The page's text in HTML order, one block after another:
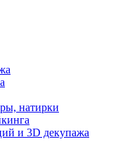
натирки
и 3D декупажа